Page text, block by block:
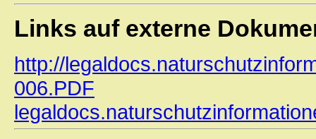
Links auf externe
http://
006.PDF